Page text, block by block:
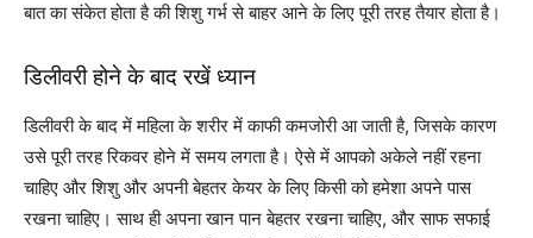
बात का संकेत होता है की शिशु गर्भ से बाहर आने के लिए पूरी तरह तैयार होता है।
डिलीवरी होने के बाद रखें ध्यान
डिलीवरी के बाद में महिला के शरीर में काफी कमजोरी आ जाती है, जिसके कारण
उसे पूरी तरह रिकवर होने में समय लगता है। ऐसे में आपको अकेले नहीं रहना
चाहिए और शिशु और अपनी बेहतर केयर के लिए किसी को हमेशा अपने पास
रखना चाहिए। साथ ही अपना खान पान बेहतर रखना चाहिए, और साफ सफाई